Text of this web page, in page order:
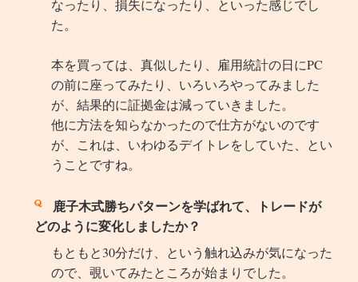
なったり、損失になったり、といった感じでし
た。
本を買っては、真似したり、雇用統計の日にPC
の前に座ってみたり、いろいろやってみました
が、結果的に証拠金は減っていきました。
他に方法を知らなかったので仕方がないのです
が、これは、いわゆるデイトレをしていた、とい
うことですね。
鹿子木式勝ちパターンを学ばれて、トレードが
どのように変化しましたか？
もともと30分だけ、という触れ込みが気になった
ので、覗いてみたところが始まりでした。